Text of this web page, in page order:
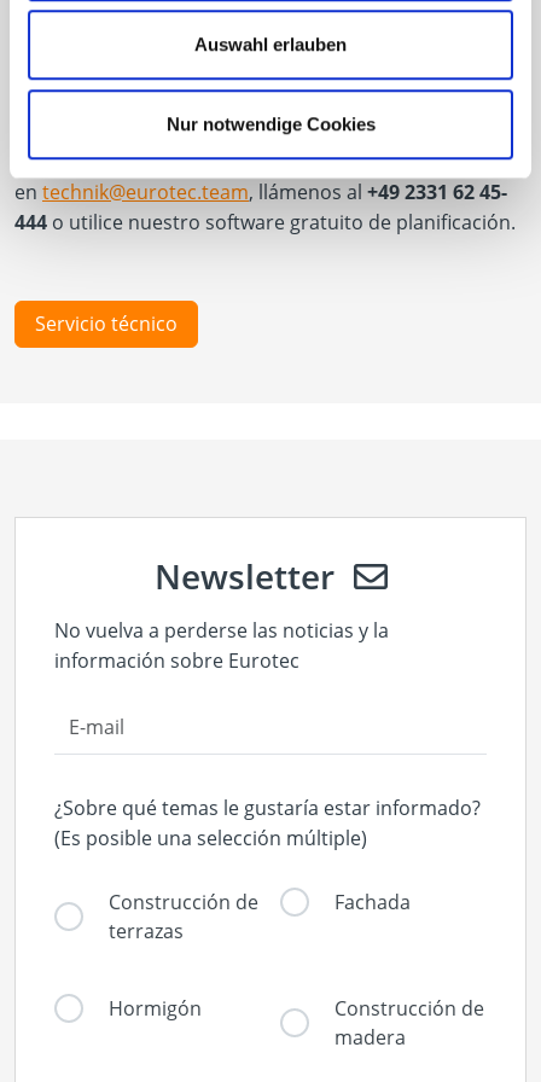
Auswahl erlauben
Nur notwendige Cookies
Nuestro Departamento de
Tecnología y Construcción
¡Estaremos encantados de asesorarle en sus proyectos!
Contacte con nuestro Departamento Técnico por e-mail
en technik@eurotec.team, llámenos al +49 2331 62 45-
444 o utilice nuestro software gratuito de planificación.
Servicio técnico
Newsletter
No vuelva a perderse las noticias y la
información sobre Eurotec
¿Sobre qué temas le gustaría estar informado?
(Es posible una selección múltiple)
Construcción de
terrazas
Fachada
Hormigón
Construcción de
madera